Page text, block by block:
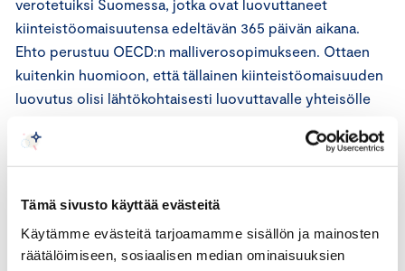
Tämä sivusto käyttää evästeitä
Käytämme evästeitä tarjoamamme sisällön ja mainosten
räätälöimiseen, sosiaalisen median ominaisuuksien
verotetuiksi Suomessa, jotka ovat luovuttaneet
kiinteistöomaisuutensa edeltävän 365 päivän aikana.
Ehto perustuu OECD:n malliverosopimukseen. Ottaen
kuitenkin huomioon, että tällainen kiinteistöomaisuuden
luovutus olisi lähtökohtaisesti luovuttavalle yhteisölle
hyvä arvioida 365 päivän rajan tarkoituksenmukaisuutta
kriittisesti huomioiden muun muassa verotuksen
ottaa huomioon 365 päivän rajasta aiheutuvat
kiinteistöjen arvostamiseen liittyvät tulkintakysymykset
ja säännöksestä aiheutuva verotuksellinen epävarmuus.